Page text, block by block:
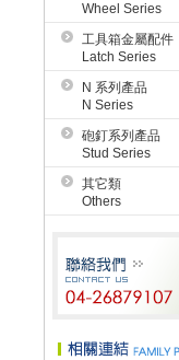
Wheel Series
工具箱金屬配件
Latch Series
N 系列產品
N Series
砲釘系列產品
Stud Series
其它類
Others